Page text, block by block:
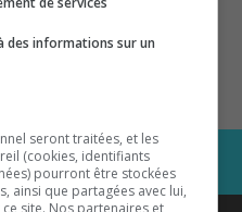
des informations sur un
seront traitées, et les
(cookies, identifiants
pourront être stockées
ainsi que partagées avec lui,
site. Nos partenaires et